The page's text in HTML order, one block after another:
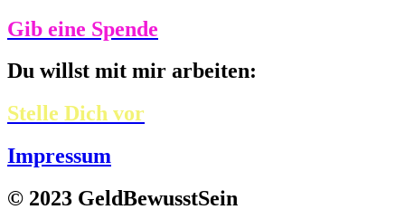
Gib eine Spende
Du willst mit mir arbeiten:
Stelle Dich vor
Impressum
© 2023 GeldBewusstSein